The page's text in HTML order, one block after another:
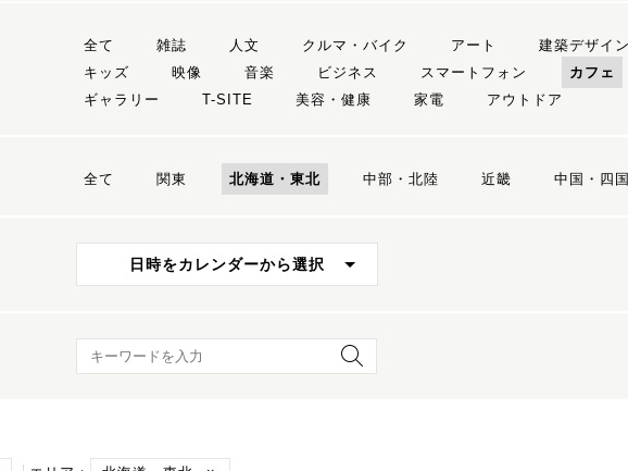
全て 雑誌 人文 クルマ・バイク アート 建築デザイン
キッズ
映像 音楽 ビジネス スマートフォン カフェ
ギャラリー
T-SITE 美容・健康 家電 アウトドア
全て 関東 北海道・東北 中部・北陸 近畿 中国・四国
日時をカレンダーから選択
キーワード検索